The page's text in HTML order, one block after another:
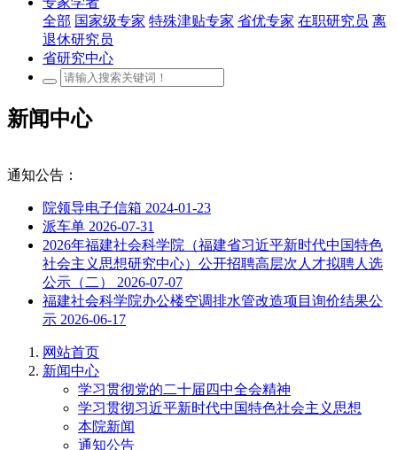
全部 国家级专家 特殊津贴专家 省优专家 在职研究员 离
退休研究员
省研究中心
新闻中心
通知公告：
院领导电子信箱 2024-01-23
派车单 2026-07-31
2026年福建社会科学院（福建省习近平新时代中国特色
社会主义思想研究中心）公开招聘高层次人才拟聘人选
公示（二） 2026-07-07
福建社会科学院办公楼空调排水管改造项目询价结果公
示 2026-06-17
网站首页
新闻中心
学习贯彻党的二十届四中全会精神
学习贯彻习近平新时代中国特色社会主义思想
本院新闻
通知公告